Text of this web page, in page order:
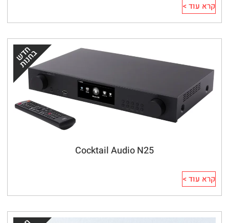
קרא עוד >
Cocktail Audio N25
קרא עוד >